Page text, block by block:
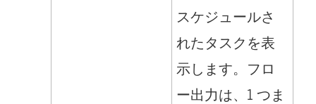
スケジュールさ
れたタスクを表
示します。フロ
ー出力は、1 つま